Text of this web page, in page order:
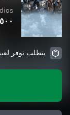
يتطلب توفر